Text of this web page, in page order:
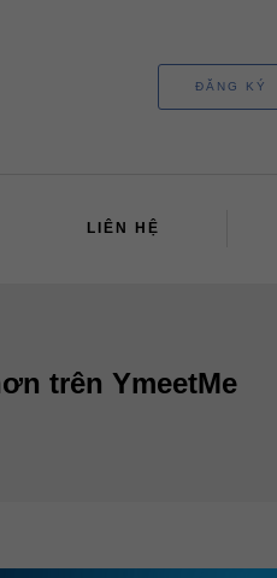
ĐĂNG KÝ
LIÊN HỆ
trên YmeetMe